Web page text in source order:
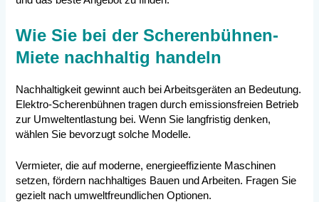
Wie Sie bei der Scherenbühnen-
Miete nachhaltig handeln
Nachhaltigkeit gewinnt auch bei Arbeitsgeräten an Bedeutung.
Elektro-Scherenbühnen tragen durch emissionsfreien Betrieb
zur Umweltentlastung bei. Wenn Sie langfristig denken,
wählen Sie bevorzugt solche Modelle.
Vermieter, die auf moderne, energieeffiziente Maschinen
setzen, fördern nachhaltiges Bauen und Arbeiten. Fragen Sie
gezielt nach umweltfreundlichen Optionen.